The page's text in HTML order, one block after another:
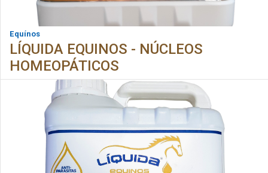
Equínos
LÍQUIDA EQUINOS - NÚCLEOS
HOMEOPÁTICOS